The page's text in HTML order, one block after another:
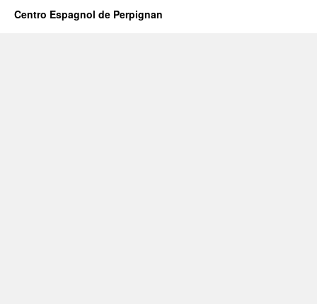
Centro Espagnol de Perpignan